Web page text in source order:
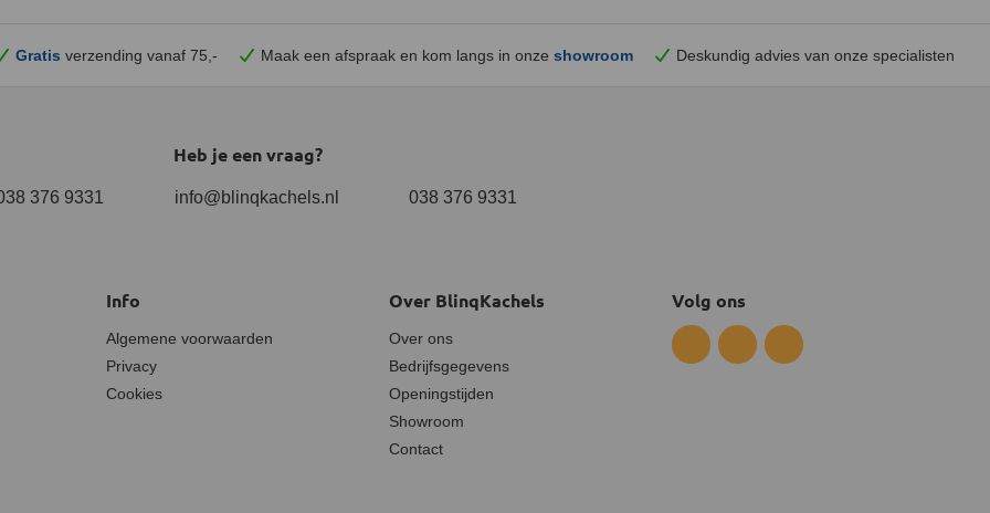
Gratis verzending vanaf 75,- Maak een afspraak en kom langs in onze showroom Deskundig advies van onze specialisten
Heb je een vraag?
376 9331 info@blinqkachels.nl 038 376 9331
Info
Algemene voorwaarden
Privacy
Cookies
Over BlinqKachels
Over ons
Bedrijfsgegevens
Openingstijden
Showroom
Contact
Volg ons